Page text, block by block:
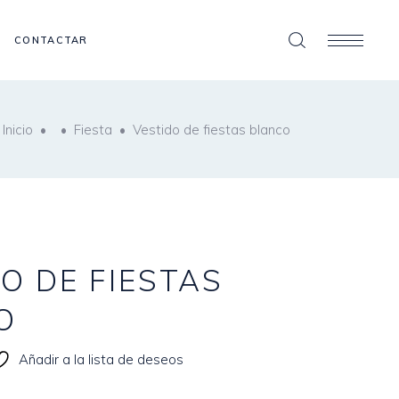
CONTACTAR
Inicio • • Fiesta • Vestido de fiestas blanco
DE FIESTAS
Añadir a la lista de deseos